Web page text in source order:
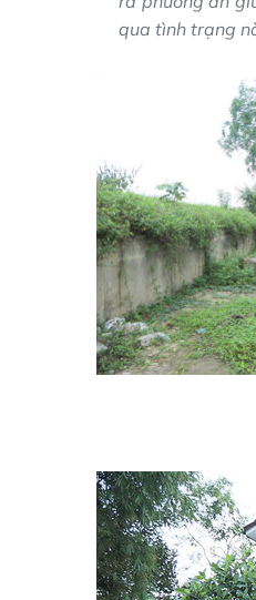
qua tình trạng